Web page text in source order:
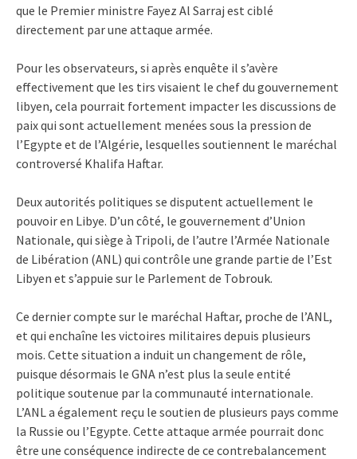
que le Premier ministre Fayez Al Sarraj est ciblé
directement par une attaque armée.
Pour les observateurs, si après enquête il s’avère
effectivement que les tirs visaient le chef du gouvernement
libyen, cela pourrait fortement impacter les discussions de
paix qui sont actuellement menées sous la pression de
l’Egypte et de l’Algérie, lesquelles soutiennent le maréchal
controversé Khalifa Haftar.
Deux autorités politiques se disputent actuellement le
pouvoir en Libye. D’un côté, le gouvernement d’Union
Nationale, qui siège à Tripoli, de l’autre l’Armée Nationale
de Libération (ANL) qui contrôle une grande partie de l’Est
Libyen et s’appuie sur le Parlement de Tobrouk.
Ce dernier compte sur le maréchal Haftar, proche de l’ANL,
et qui enchaîne les victoires militaires depuis plusieurs
mois. Cette situation a induit un changement de rôle,
puisque désormais le GNA n’est plus la seule entité
politique soutenue par la communauté internationale.
L’ANL a également reçu le soutien de plusieurs pays comme
la Russie ou l’Egypte. Cette attaque armée pourrait donc
être une conséquence indirecte de ce contrebalancement